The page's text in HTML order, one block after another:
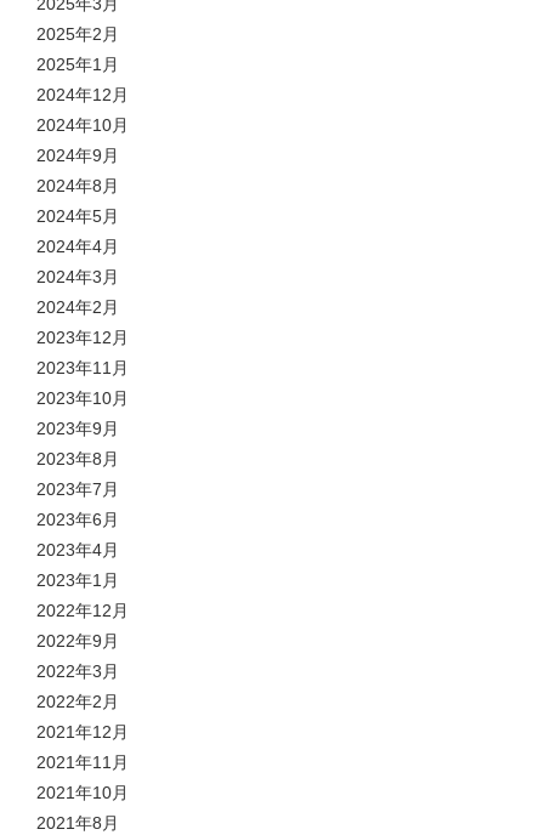
2025年2月
2025年1月
2024年12月
2024年10月
2024年9月
2024年8月
2024年5月
2024年4月
2024年3月
2024年2月
2023年12月
2023年11月
2023年10月
2023年9月
2023年8月
2023年7月
2023年6月
2023年4月
2023年1月
2022年12月
2022年9月
2022年3月
2022年2月
2021年12月
2021年11月
2021年10月
2021年8月